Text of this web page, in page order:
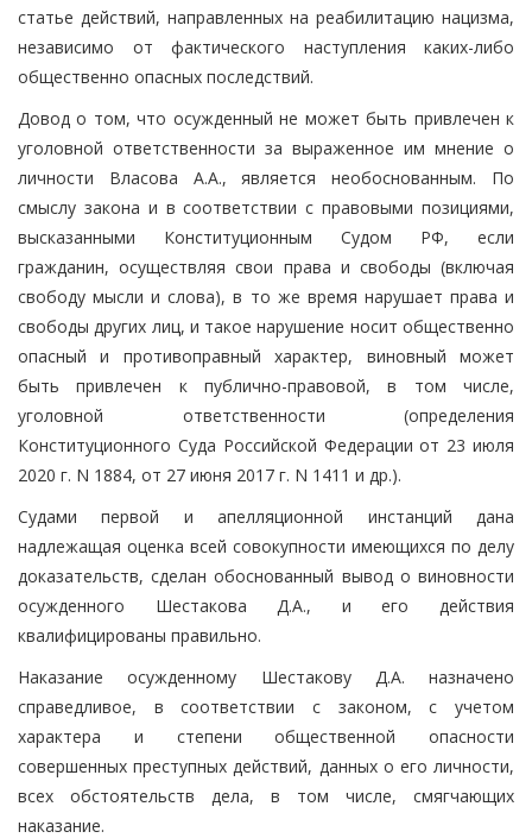
статье действий, направленных на реабилитацию нацизма,
независимо от фактического наступления каких-либо
общественно опасных последствий.
Довод о том, что осужденный не может быть привлечен к
уголовной ответственности за выраженное им мнение о
личности Власова А.А., является необоснованным. По
смыслу закона и в соответствии с правовыми позициями,
высказанными Конституционным Судом РФ, если
гражданин, осуществляя свои права и свободы (включая
свободу мысли и слова), в то же время нарушает права и
свободы других лиц, и такое нарушение носит общественно
опасный и противоправный характер, виновный может
быть привлечен к публично-правовой, в том числе,
уголовной ответственности (определения
Конституционного Суда Российской Федерации от 23 июля
2020 г. N 1884, от 27 июня 2017 г. N 1411 и др.).
Судами первой и апелляционной инстанций дана
надлежащая оценка всей совокупности имеющихся по делу
доказательств, сделан обоснованный вывод о виновности
осужденного Шестакова Д.А., и его действия
квалифицированы правильно.
Наказание осужденному Шестакову Д.А. назначено
справедливое, в соответствии с законом, с учетом
характера и степени общественной опасности
совершенных преступных действий, данных о его личности,
всех обстоятельств дела, в том числе, смягчающих
наказание.